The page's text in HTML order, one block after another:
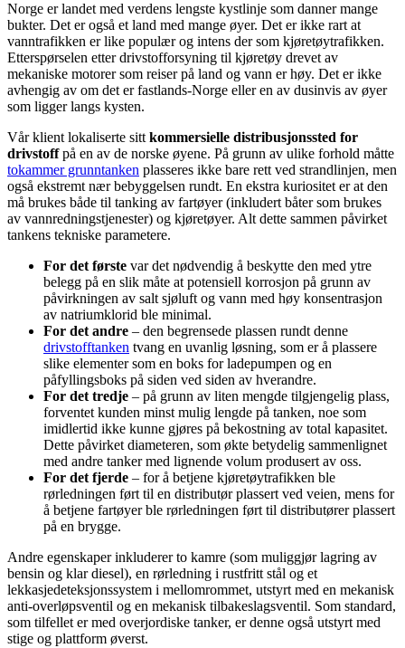
Norge er landet med verdens lengste kystlinje som danner mange
bukter. Det er også et land med mange øyer. Det er ikke rart at
vanntrafikken er like populær og intens der som kjøretøytrafikken.
Etterspørselen etter drivstofforsyning til kjøretøy drevet av
mekaniske motorer som reiser på land og vann er høy. Det er ikke
avhengig av om det er fastlands-Norge eller en av dusinvis av øyer
som ligger langs kysten.
Vår klient lokaliserte sitt kommersielle distribusjonssted for
drivstoffpå en av de norske øyene. På grunn av ulike forhold måtte
tokammer grunntanken plasseres ikke bare rett ved strandlinjen, men
også ekstremt nær bebyggelsen rundt. En ekstra kuriositet er at den
må brukes både til tanking av fartøyer (inkludert båter som brukes
av vannredningstjenester) og kjøretøyer. Alt dette sammen påvirket
tankens tekniske parametere.
For det første var det nødvendig å beskytte den med ytre
belegg på en slik måte at potensiell korrosjon på grunn av
påvirkningen av salt sjøluft og vann med høy konsentrasjon
av natriumklorid ble minimal.
For det andre – den begrensede plassen rundt denne
drivstofftanken tvang en uvanlig løsning, som er å plassere
slike elementer som en boks for ladepumpen og en
påfyllingsboks på siden ved siden av hverandre.
For det tredje – på grunn av liten mengde tilgjengelig plass,
forventet kunden minst mulig lengde på tanken, noe som
imidlertid ikke kunne gjøres på bekostning av total kapasitet.
Dette påvirket diameteren, som økte betydelig sammenlignet
med andre tanker med lignende volum produsert av oss.
For det fjerde – for å betjene kjøretøytrafikken ble
rørledningen ført til en distributør plassert ved veien, mens for
å betjene fartøyer ble rørledningen ført til distributører plassert
på en brygge.
Andre egenskaper inkluderer to kamre (som muliggjør lagring av
bensin og klar diesel), en rørledning i rustfritt stål og et
lekkasjedeteksjonssystem i mellomrommet, utstyrt med en mekanisk
anti-overløpsventil og en mekanisk tilbakeslagsventil. Som standard,
som tilfellet er med overjordiske tanker, er denne også utstyrt med
stige og plattform øverst.